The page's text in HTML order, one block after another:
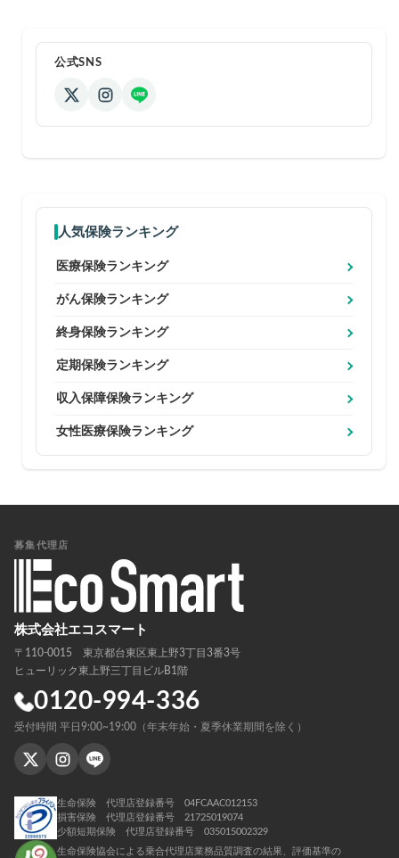
公式SNS
人気保険ランキング
医療保険ランキング
がん保険ランキング
終身保険ランキング
定期保険ランキング
収入保障保険ランキング
女性医療保険ランキング
募集代理店
株式会社エコスマート
〒110-0015 東京都台東区東上野3丁目3番3号
ヒューリック東上野三丁目ビルB1階
0120-994-336
受付時間 平日9:00~19:00（年末年始・夏季休業期間を除く）
生命保険 代理店登録番号 04FCAAC012153
損害保険 代理店登録番号 21725019074
少額短期保険 代理店登録番号 035015002329
生命保険協会による乗合代理店業務品質調査の結果、評価基準の